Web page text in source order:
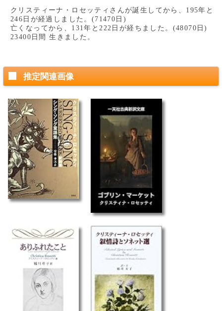
クリスティーナ・ロセッティさんが誕生してから、195年と
246日が経過しました。(71470日)
亡くなってから、131年と222日が経ちました。(48070日)
23400日間 生きました。
推定関連画像